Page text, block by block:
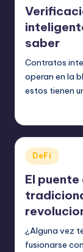
saber
Contratos
operan en la
estos tienen
Publicado
en
DeFi
El
¿Alguna vez
fusionarse